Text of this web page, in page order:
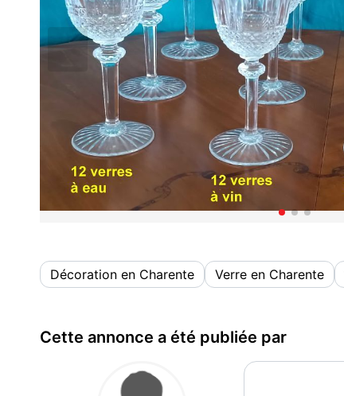
Décoration en Charente Verre en Charente
Cette annonce a été publiée par